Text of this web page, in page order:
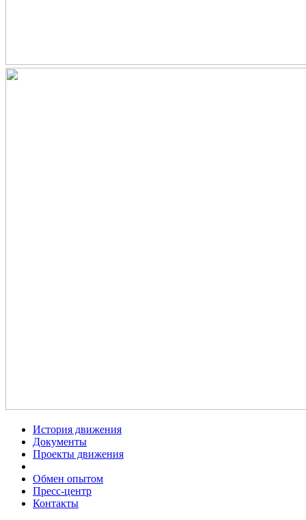
История движения
Документы
Проекты движения
Обмен опытом
Пресс-центр
Контакты